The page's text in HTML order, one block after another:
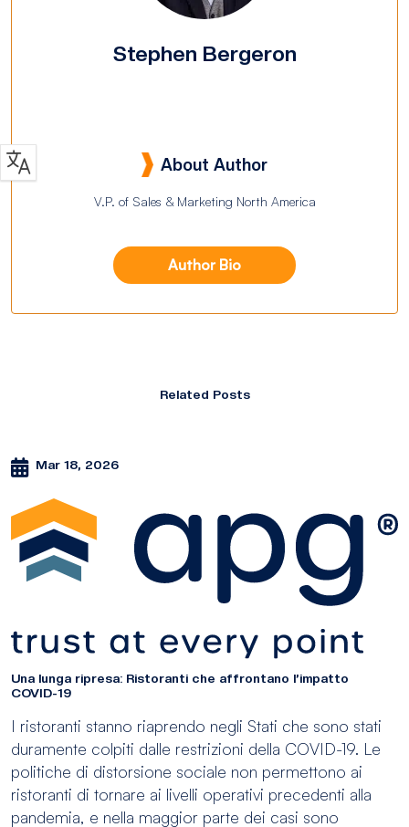
Stephen Bergeron
About Author
V.P. of Sales & Marketing North America
Author Bio
Related Posts
Mar 18, 2026
Una lunga ripresa: Ristoranti che affrontano l’impatto
COVID-19
I ristoranti stanno riaprendo negli Stati che sono stati
duramente colpiti dalle restrizioni della COVID-19. Le
politiche di distorsione sociale non permettono ai
ristoranti di tornare ai livelli operativi precedenti alla
pandemia, e nella maggior parte dei casi sono